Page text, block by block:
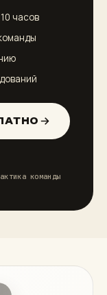
часов
команды